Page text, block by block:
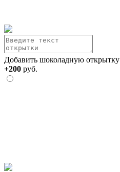
Добавить шоколадную открытку
+200 руб.